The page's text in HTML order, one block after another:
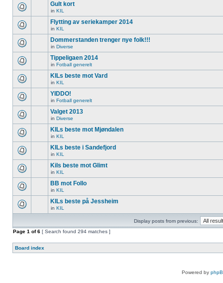
Gult kort
in KIL
Flytting av seriekamper 2014
in KIL
Dommerstanden trenger nye folk!!!
in Diverse
Tippeligaen 2014
in Fotball generelt
KILs beste mot Vard
in KIL
YIDDO!
in Fotball generelt
Valget 2013
in Diverse
KILs beste mot Mjøndalen
in KIL
KILs beste i Sandefjord
in KIL
Kils beste mot Glimt
in KIL
BB mot Follo
in KIL
KILs beste på Jessheim
in KIL
Display posts from previous:
Page 1 of6 [ Search found 294 matches ]
Board index
Powered by